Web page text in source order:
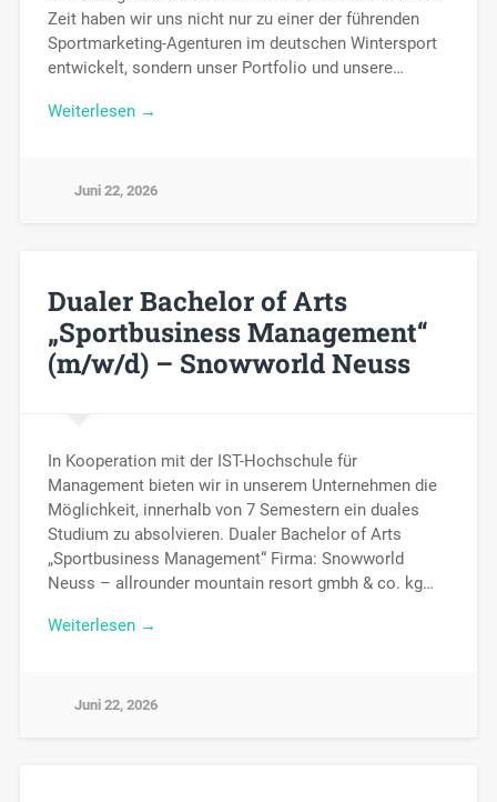
Zeit haben wir uns nicht nur zu einer der führenden
Sportmarketing-Agenturen im deutschen Wintersport
entwickelt, sondern unser Portfolio und unsere…
Weiterlesen →
Juni 22, 2026
Dualer Bachelor of Arts
„Sportbusiness Management“
(m/w/d) – Snowworld Neuss
In Kooperation mit der IST-Hochschule für
Management bieten wir in unserem Unternehmen die
Möglichkeit, innerhalb von 7 Semestern ein duales
Studium zu absolvieren. Dualer Bachelor of Arts
„Sportbusiness Management“ Firma: Snowworld
Neuss – allrounder mountain resort gmbh & co. kg…
Weiterlesen →
Juni 22, 2026